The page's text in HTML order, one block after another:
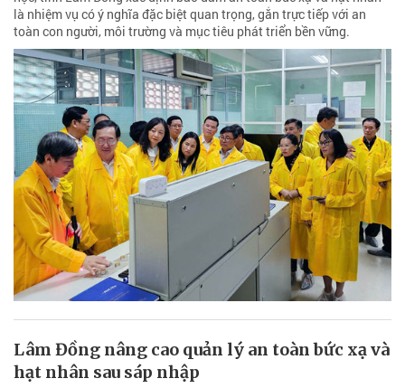
là nhiệm vụ có ý nghĩa đặc biệt quan trọng, gắn trực tiếp với an
toàn con người, môi trường và mục tiêu phát triển bền vững.
Lâm Đồng nâng cao quản lý an toàn bức xạ và
hạt nhân sau sáp nhập